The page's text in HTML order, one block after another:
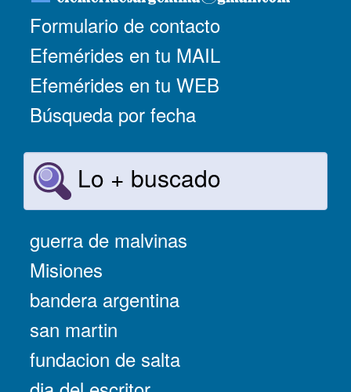
Formulario de contacto
Efemérides en tu MAIL
Efemérides en tu WEB
Búsqueda por fecha
Lo + buscado
guerra de malvinas
Misiones
bandera argentina
san martin
fundacion de salta